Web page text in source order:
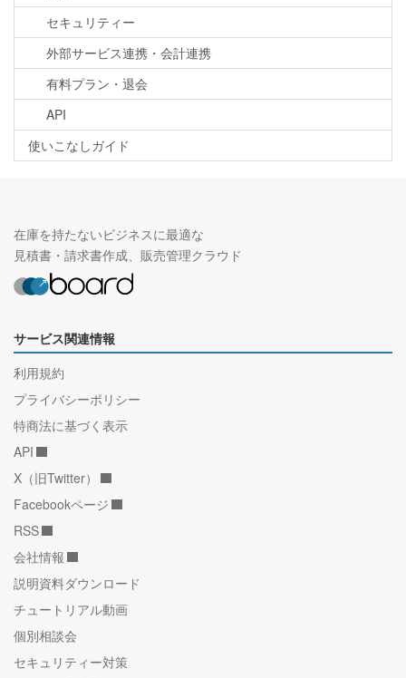
セキュリティー
外部サービス連携・会計連携
有料プラン・退会
API
使いこなしガイド
在庫を持たないビジネスに最適な
見積書・請求書作成、販売管理クラウド
サービス関連情報
利用規約
プライバシーポリシー
特商法に基づく表示
API
X（旧Twitter）
Facebookページ
RSS
会社情報
説明資料ダウンロード
チュートリアル動画
個別相談会
セキュリティー対策